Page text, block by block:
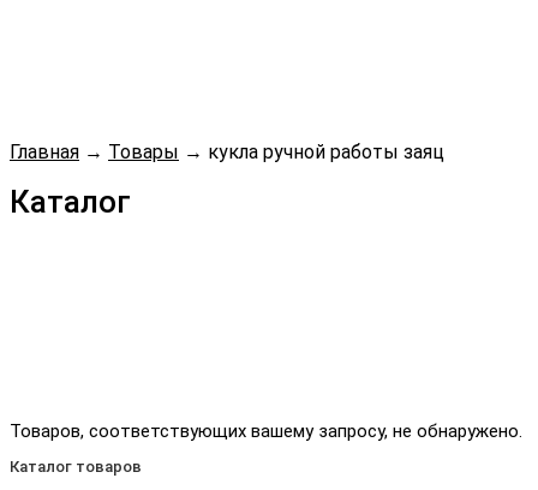
Главная → Товары → кукла ручной работы заяц
Каталог
Товаров, соответствующих вашему запросу, не обнаружено.
Каталог товаров